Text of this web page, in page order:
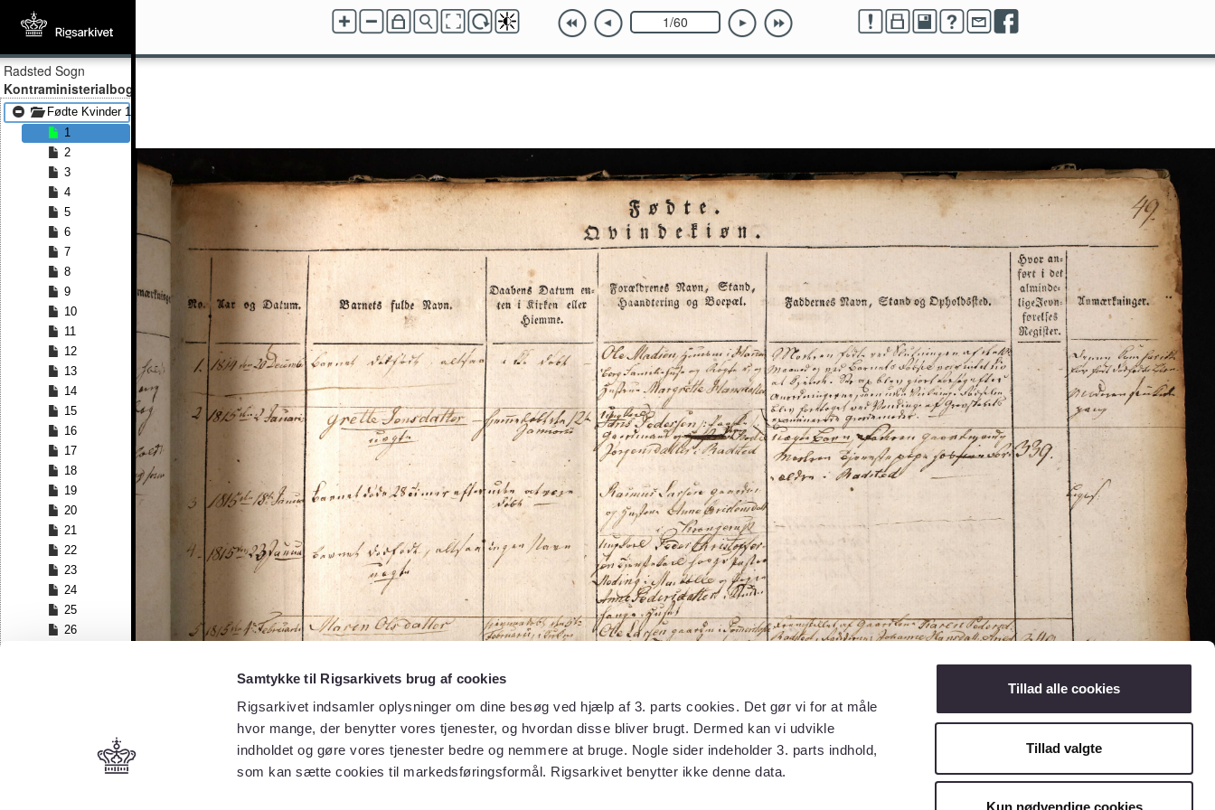
Samtykke til Rigsarkivets brug af cookies
Rigsarkivet indsamler oplysninger om dine besøg ved hjælp af 3. parts cookies. Det gør vi for at måle
hvor mange, der benytter vores tjenester, og hvordan disse bliver brugt. Dermed kan vi udvikle
indholdet og gøre vores tjenester bedre og nemmere at bruge. Nogle sider indeholder 3. parts indhold,
som kan sætte cookies til markedsføringsformål. Rigsarkivet benytter ikke denne data.
Tillad alle cookies
Tillad valgte
Kun nødvendige cookies
Radsted Sogn
Kontraministerialbog
Fødte Kvinder 1814 - Fødte Kvinder 1828
1
2
3
4
5
6
7
8
9
10
11
12
13
14
15
16
17
18
19
20
21
22
23
24
25
26